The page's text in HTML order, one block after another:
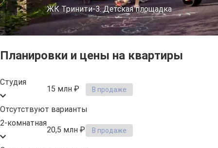
ЖК Тринити-3. Детская площадка
Планировки и цены на квартиры
Студия
15 млн ₽ В продаже
Отсутствуют варианты
2-комнатная
20,5 млн ₽ В продаже